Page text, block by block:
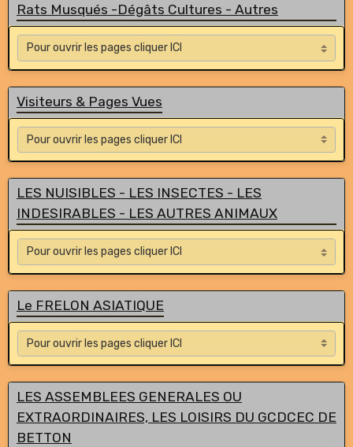
Rats Musqués -Dégâts Cultures - Autres
Visiteurs & Pages Vues
LES NUISIBLES - LES INSECTES - LES
INDESIRABLES - LES AUTRES ANIMAUX
Le FRELON ASIATIQUE
LES ASSEMBLEES GENERALES OU
EXTRAORDINAIRES, LES LOISIRS DU GCDCEC DE
BETTON